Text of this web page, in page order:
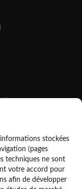
pros
et industriels
stockées
(pages
techniques ne sont
votre accord pour
afin de développer